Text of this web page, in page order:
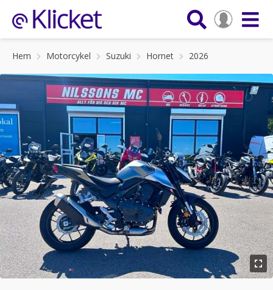
Hem Motorcykel Suzuki Hornet 2026